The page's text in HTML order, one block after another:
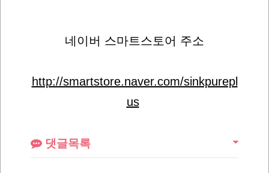
네이버 스마트스토어 주소
http://smartstore.naver.com/sinkpurepl
us
댓글목록